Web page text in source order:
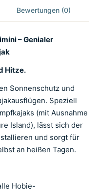
Bewertungen (0)
– Genialer
Hitze.
Sonnenschutz und
Speziell
(mit Ausnahme
Island), lässt sich der
und sorgt für
an heißen Tagen.
Hobie-